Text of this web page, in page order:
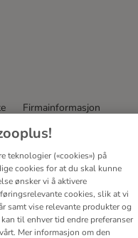
Firmainformasjon
Angre avtalen her
teknologier («cookies») på
cookies for at du skal kunne
ønsker vi å aktivere
cookies, slik at vi
samt vise relevante produkter og
til enhver tid endre preferanser
Mer informasjon om den